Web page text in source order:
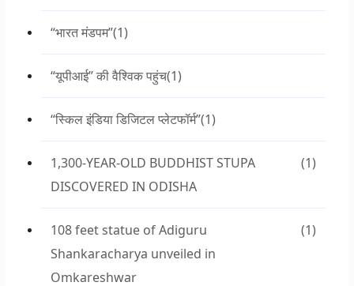
“भारत मंडपम”(1)
“यूपीआई” की वैश्विक पहुंच(1)
“स्किल इंडिया डिजिटल प्लेटफॉर्म”(1)
1,300-YEAR-OLD BUDDHIST STUPA
DISCOVERED IN ODISHA
(1)
108 feet statue of Adiguru
Shankaracharya unveiled in
Omkareshwar
(1)